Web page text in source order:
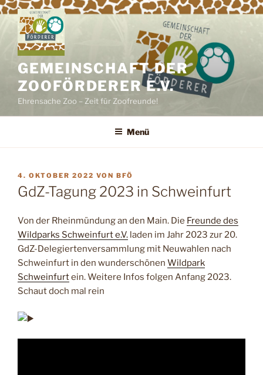
Zum
Inhalt
springen
GEMEINSCHAFT DER
ZOOFÖRDERER E.V.
Ehrensache Zoo – Zeit für Zoofreunde!
Menü
VERÖFFENTLICHT
AM
4. OKTOBER 2022 VON BFÖ
GdZ-Tagung 2023 in Schweinfurt
Von der Rheinmündung an den Main. Die Freunde des
Wildparks Schweinfurt e.V. laden im Jahr 2023 zur 20.
GdZ-Delegiertenversammlung mit Neuwahlen nach
Schweinfurt in den wunderschönen Wildpark
Schweinfurtein. Weitere Infos folgen Anfang 2023.
Schaut doch mal rein